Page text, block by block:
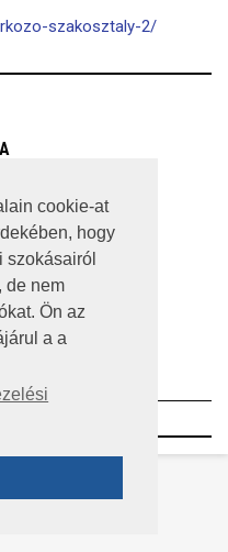
cookie-at
hogy
de nem
Ön az
a a
szakosztaly-2/
JOGÚ VÁROS